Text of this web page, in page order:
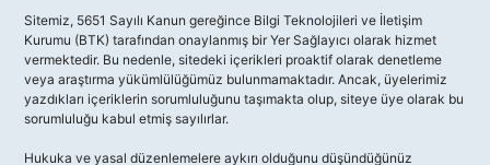
Sitemiz, 5651 Sayılı Kanun gereğince Bilgi Teknolojileri ve İletişim
Kurumu (BTK) tarafından onaylanmış bir Yer Sağlayıcı olarak hizmet
vermektedir. Bu nedenle, sitedeki içerikleri proaktif olarak denetleme
veya araştırma yükümlülüğümüz bulunmamaktadır. Ancak, üyelerimiz
yazdıkları içeriklerin sorumluluğunu taşımakta olup, siteye üye olarak bu
sorumluluğu kabul etmiş sayılırlar.
Hukuka ve yasal düzenlemelere aykırı olduğunu düşündüğünüz